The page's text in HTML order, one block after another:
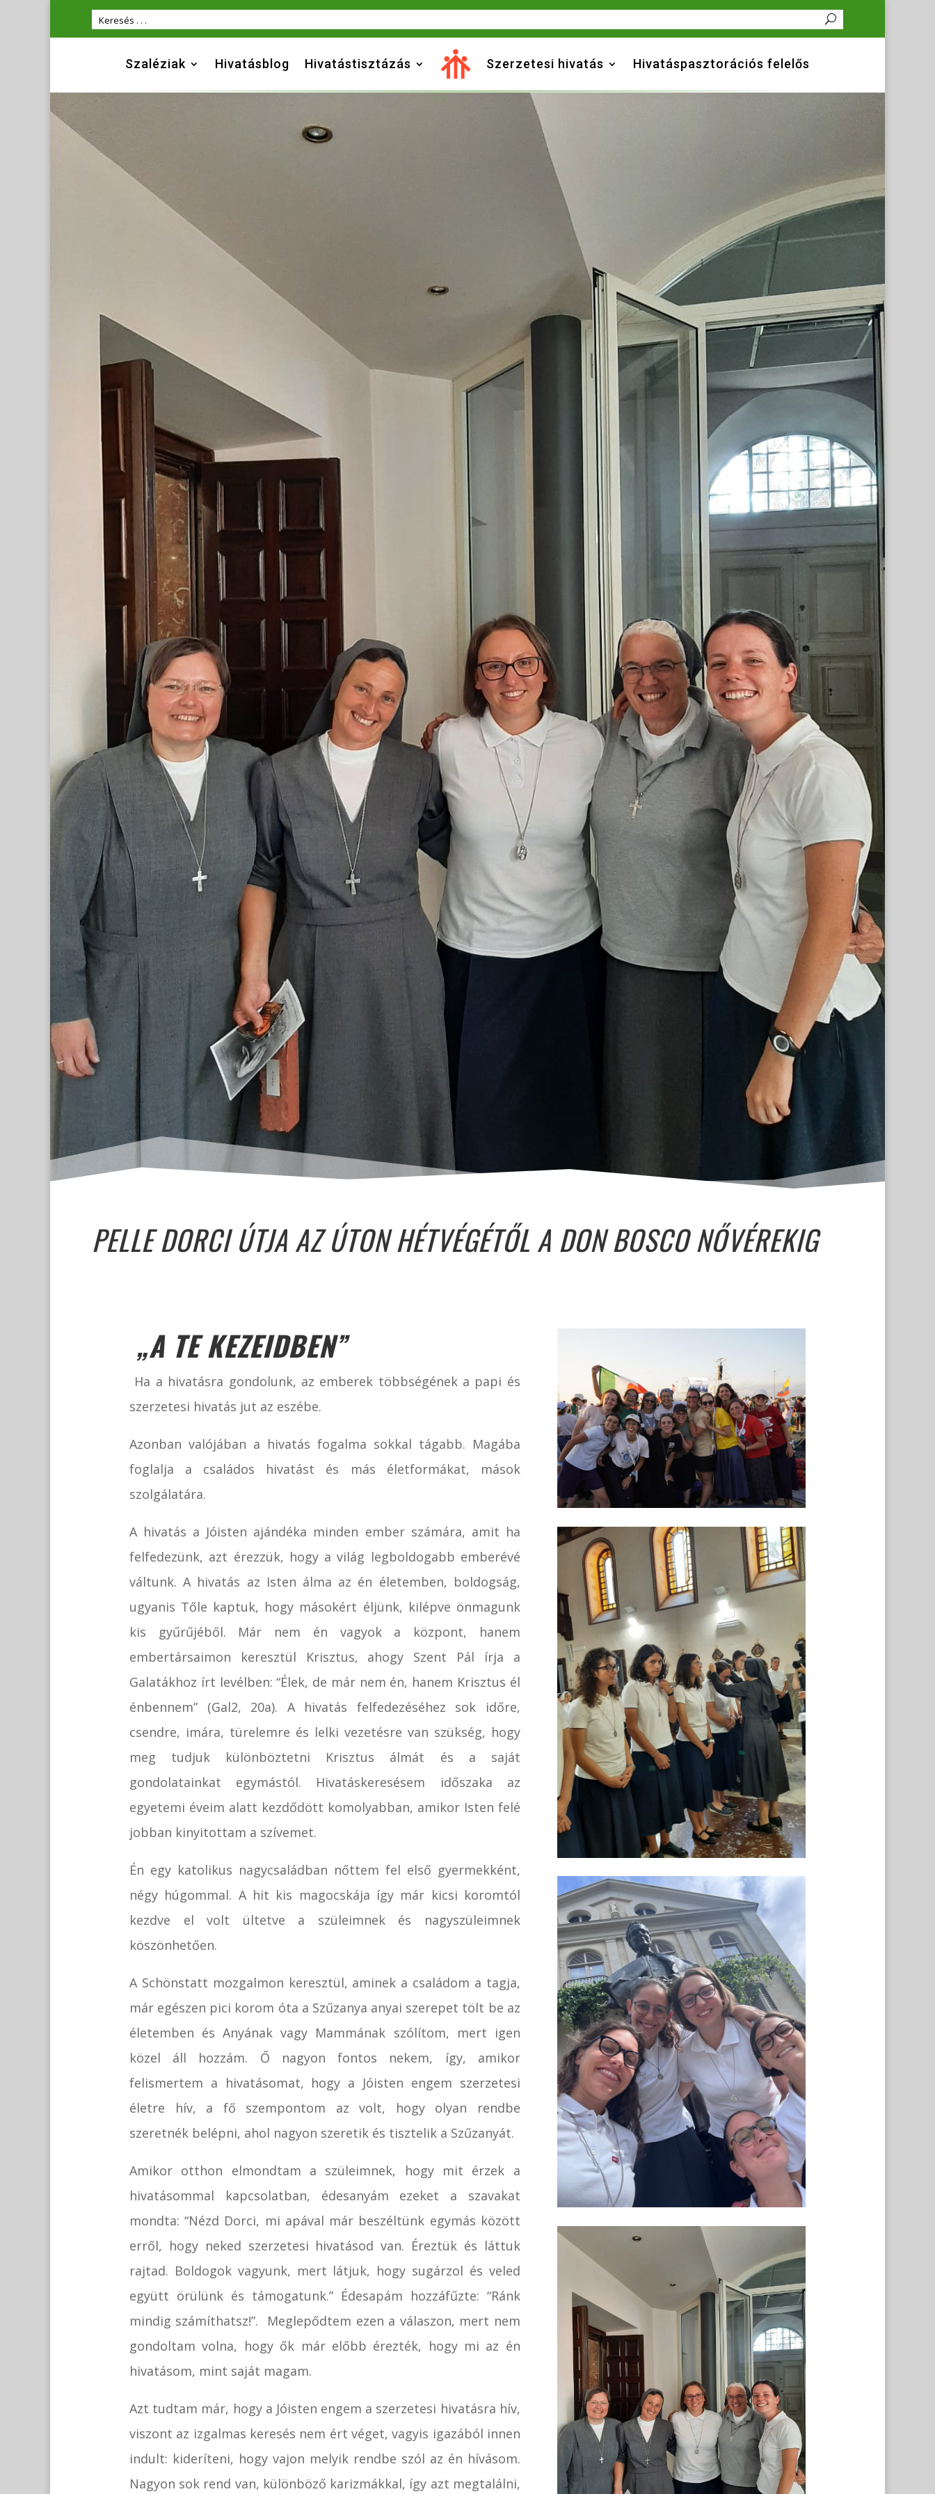
Szaléziak Hivatásblog Hivatástisztázás Szerzetesi hivatás Hivatáspasztorációs felelős
PELLE DORCI ÚTJA AZ ÚTON HÉTVÉGÉTŐL A DON BOSCO NŐVÉREKIG
„A TE KEZEIDBEN”
Ha a hivatásra gondolunk, az emberek többségének a papi és
szerzetesi hivatás jut az eszébe.
Azonban valójában a hivatás fogalma sokkal tágabb. Magába
foglalja a családos hivatást és más életformákat, mások
szolgálatára.
A hivatás a Jóisten ajándéka minden ember számára, amit ha
felfedezünk, azt érezzük, hogy a világ legboldogabb emberévé
váltunk. A hivatás az Isten álma az én életemben, boldogság,
ugyanis Tőle kaptuk, hogy másokért éljünk, kilépve önmagunk
kis gyűrűjéből. Már nem én vagyok a központ, hanem
embertársaimon keresztül Krisztus, ahogy Szent Pál írja a
Galatákhoz írt levélben: “Élek, de már nem én, hanem Krisztus él
énbennem” (Gal2, 20a). A hivatás felfedezéséhez sok időre,
csendre, imára, türelemre és lelki vezetésre van szükség, hogy
meg tudjuk különböztetni Krisztus álmát és a saját
gondolatainkat egymástól. Hivatáskeresésem időszaka az
egyetemi éveim alatt kezdődött komolyabban, amikor Isten felé
jobban kinyitottam a szívemet.
Én egy katolikus nagycsaládban nőttem fel első gyermekként,
négy húgommal. A hit kis magocskája így már kicsi koromtól
kezdve el volt ültetve a szüleimnek és nagyszüleimnek
köszönhetően.
A Schönstatt mozgalmon keresztül, aminek a családom a tagja,
már egészen pici korom óta a Szűzanya anyai szerepet tölt be az
életemben és Anyának vagy Mammának szólítom, mert igen
közel áll hozzám. Ő nagyon fontos nekem, így, amikor
felismertem a hivatásomat, hogy a Jóisten engem szerzetesi
életre hív, a fő szempontom az volt, hogy olyan rendbe
szeretnék belépni, ahol nagyon szeretik és tisztelik a Szűzanyát.
Amikor otthon elmondtam a szüleimnek, hogy mit érzek a
hivatásommal kapcsolatban, édesanyám ezeket a szavakat
mondta: “Nézd Dorci, mi apával már beszéltünk egymás között
erről, hogy neked szerzetesi hivatásod van. Éreztük és láttuk
rajtad. Boldogok vagyunk, mert látjuk, hogy sugárzol és veled
együtt örülünk és támogatunk.” Édesapám hozzáfűzte: “Ránk
mindig számíthatsz!”. Meglepődtem ezen a válaszon, mert nem
gondoltam volna, hogy ők már előbb érezték, hogy mi az én
hivatásom, mint saját magam.
Azt tudtam már, hogy a Jóisten engem a szerzetesi hivatásra hív,
viszont az izgalmas keresés nem ért véget, vagyis igazából innen
indult: kideríteni, hogy vajon melyik rendbe szól az én hívásom.
Nagyon sok rend van, különböző karizmákkal, így azt megtalálni,